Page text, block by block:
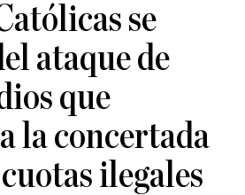
se
ataque de
que
la concertada
ilegales